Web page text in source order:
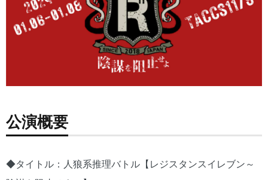
公演概要
◆タイトル：人狼系推理バトル【レジスタンスイレブン～